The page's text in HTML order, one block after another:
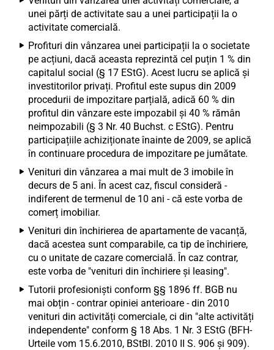
unei părți de activitate sau a unei participații la o
activitate comercială.
Profituri din vânzarea unei participații la o societate
pe acțiuni, dacă aceasta reprezintă cel puțin 1 % din
capitalul social (§ 17 EStG). Acest lucru se aplică și
investitorilor privați. Profitul este supus din 2009
procedurii de impozitare parțială, adică 60 % din
profitul din vânzare este impozabil și 40 % rămân
neimpozabili (§ 3 Nr. 40 Buchst. c EStG). Pentru
participațiile achiziționate înainte de 2009, se aplică
în continuare procedura de impozitare pe jumătate.
Venituri din vânzarea a mai mult de 3 imobile în
decurs de 5 ani. În acest caz, fiscul consideră -
indiferent de termenul de 10 ani - că este vorba de
comerț imobiliar.
Venituri din închirierea de apartamente de vacanță,
dacă acestea sunt comparabile, ca tip de închiriere,
cu o unitate de cazare comercială. În caz contrar,
este vorba de "venituri din închiriere și leasing".
Tutorii profesioniști conform §§ 1896 ff. BGB nu
mai obțin - contrar opiniei anterioare - din 2010
venituri din activități comerciale, ci din "alte activități
independente" conform § 18 Abs. 1 Nr. 3 EStG (BFH-
Urteile vom 15.6.2010, BStBl. 2010 II S. 906 și 909).